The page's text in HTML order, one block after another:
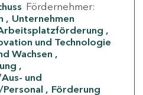
Fördernehmer:
Unternehmen
und Technologie
Wachsen
und
Förderung